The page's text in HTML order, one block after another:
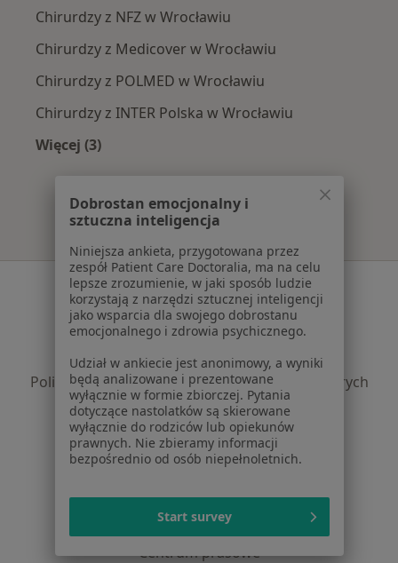
Chirurdzy z NFZ w Wrocławiu
Chirurdzy z Medicover w Wrocławiu
Chirurdzy z POLMED w Wrocławiu
Chirurdzy z INTER Polska w Wrocławiu
Więcej (3)
Serwis
Regulamin
Polityka prywatności pacjentów
Polityka prywatności profesjonalistów
Polityka prywatności dla profesjonalistów, których
dane pozyskaliśmy samodzielnie
Polityka cookies
Jak działają wyniki wyszukiwania
Dostępność
Praca Rekrutujemy!
Centrum prasowe
Dobrostan emocjonalny i
sztuczna inteligencja
Niniejsza ankieta, przygotowana przez
zespół Patient Care Doctoralia, ma na celu
lepsze zrozumienie, w jaki sposób ludzie
korzystają z narzędzi sztucznej inteligencji
jako wsparcia dla swojego dobrostanu
emocjonalnego i zdrowia psychicznego.
Udział w ankiecie jest anonimowy, a wyniki
będą analizowane i prezentowane
wyłącznie w formie zbiorczej. Pytania
dotyczące nastolatków są skierowane
wyłącznie do rodziców lub opiekunów
prawnych. Nie zbieramy informacji
bezpośrednio od osób niepełnoletnich.
Start survey